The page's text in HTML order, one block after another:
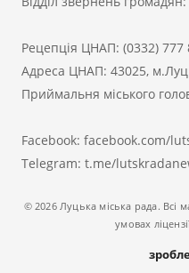
Рецепція ЦНАП: (0332) 777
Адреса ЦНАП: 43025,
Приймальня міського
Facebook: facebook.com/
Telegram: t.me/
© 2026 Луцька міська рада. Всі
умовах